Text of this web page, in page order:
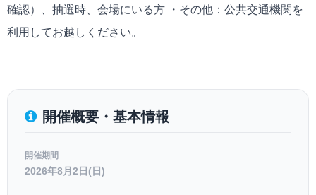
確認）、抽選時、会場にいる方 ・その他：公共交通機関を
利用してお越しください。
開催概要・基本情報
開催期間
2026年8月2日(日)